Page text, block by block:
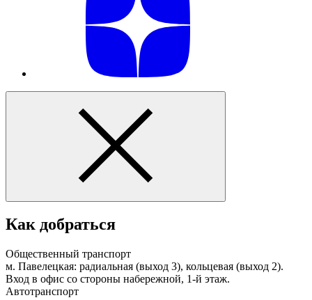
Как добраться
Общественный транспорт
м. Павелецкая: радиальная (выход 3), кольцевая (выход 2).
Вход в офис со стороны набережной, 1-й этаж.
Автотранспорт